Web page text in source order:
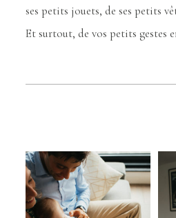
ses petits jouets, de ses petits
Et surtout, de vos petits gestes